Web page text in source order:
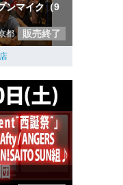
ンマイク（9
都 販売終了